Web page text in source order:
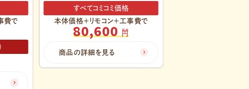
費で
すべてコミコミ価格
本体価格＋リモコン＋工事費で
73,400円
税抜
商品の詳細を見る